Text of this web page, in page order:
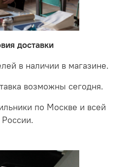
производителю. После
причина поломки и
В этом случае покупая
экономите деньги но еще
и недостаток освещения.
доставки
в наличии в магазине.
возможны сегодня.
по Москве и всей
России.